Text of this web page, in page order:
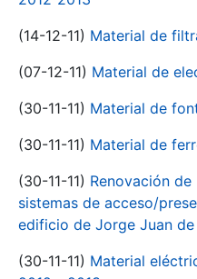
(14-12-11) Material de
(07-12-11) Material de
(30-11-11) Material de
(30-11-11) Material de
(30-11-11) Renovación
sistemas de acceso/
edificio de Jorge Juan de
(30-11-11) Material